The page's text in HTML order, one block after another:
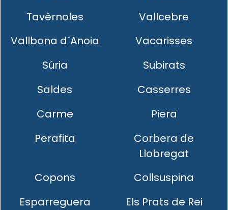
Tavèrnoles
Vallcebre
Vallbona d´Anoia
Vacarisses
Súria
Subirats
Saldes
Casserres
Carme
Piera
Perafita
Corbera de
Llobregat
Copons
Collsuspina
Esparreguera
Els Prats de Rei